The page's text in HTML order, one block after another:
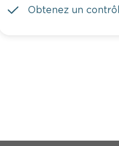
Obtenez un